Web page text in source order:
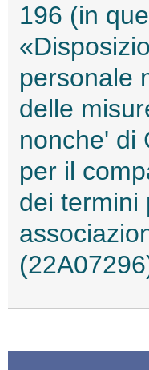
196 (in
personale
delle
nonche' di
per il
dei termini